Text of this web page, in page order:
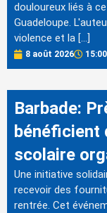
douloureux liés à
Guadeloupe.
violence et la […]
8 août 2026 15:00
Barbade:
bénéficient
scolaire
Une initiative
recevoir des
rentrée. Cet